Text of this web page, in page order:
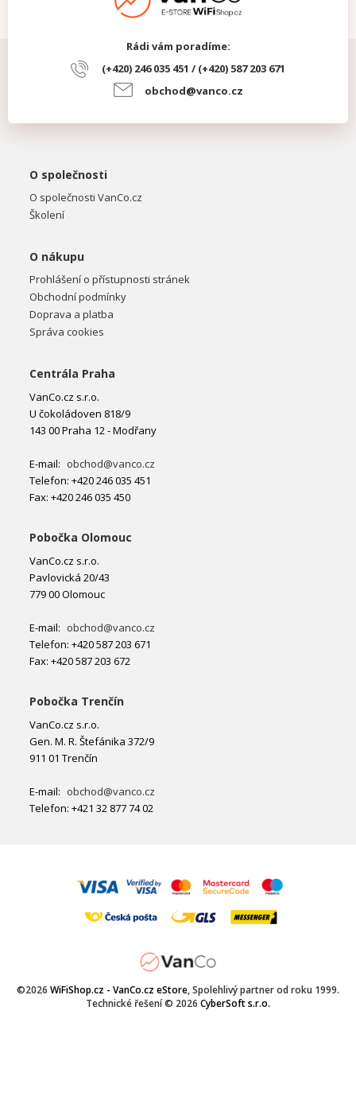
Rádi vám poradíme:
(+420) 246 035 451 / (+420) 587 203 671
obchod@vanco.cz
O společnosti
O společnosti VanCo.cz
Školení
O nákupu
Prohlášení o přístupnosti stránek
Obchodní podmínky
Doprava a platba
Správa cookies
Centrála Praha
VanCo.cz s.r.o.
U čokoládoven 818/9
143 00 Praha 12 - Modřany
E-mail: obchod@vanco.cz
Telefon: +420 246 035 451
Fax: +420 246 035 450
Pobočka Olomouc
VanCo.cz s.r.o.
Pavlovická 20/43
779 00 Olomouc
E-mail: obchod@vanco.cz
Telefon: +420 587 203 671
Fax: +420 587 203 672
Pobočka Trenčín
VanCo.cz s.r.o.
Gen. M. R. Štefánika 372/9
911 01 Trenčín
E-mail: obchod@vanco.cz
Telefon: +421 32 877 74 02
©2026 WiFiShop.cz - VanCo.cz eStore, Spolehlivý partner od roku 1999.
Technické řešení © 2026 CyberSoft s.r.o.